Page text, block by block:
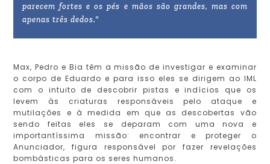
parecem fortes e os pés e mãos são grandes, mas com
apenas três dedos."
Max, Pedro e Bia têm a missão de investigar e examinar
o corpo de Eduardo e para isso eles se dirigem ao IML
com o intuito de descobrir pistas e indícios que os
levem às criaturas responsáveis pelo ataque e
mutilações e à medida em que as descobertas vão
sendo feitas eles se deparam com uma nova e
importantíssima missão: encontrar e proteger o
Anunciador, figura responsável por fazer revelações
bombásticas para os seres humanos.